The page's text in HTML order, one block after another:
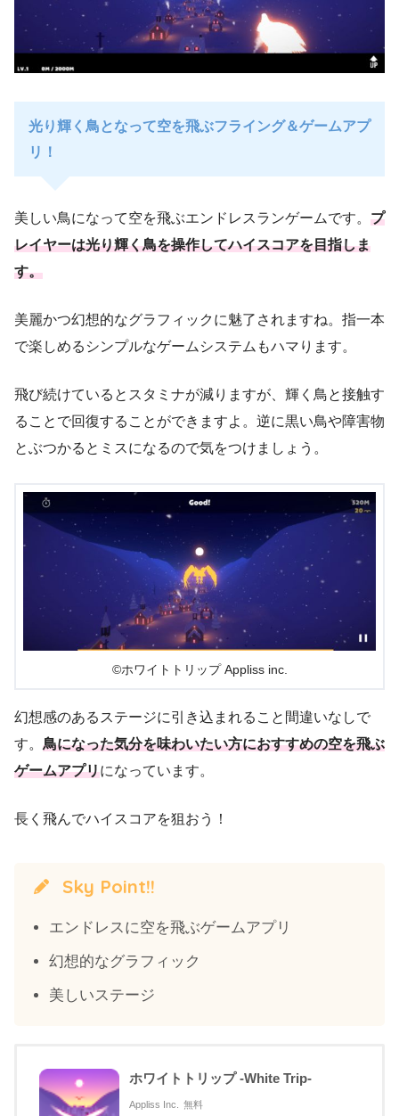
光り輝く鳥となって空を飛ぶフライング＆ゲームアプ
リ！
美しい鳥になって空を飛ぶエンドレスランゲームです。 プ
レイヤーは光り輝く鳥を操作してハイスコアを目指しま
す。
美麗かつ幻想的なグラフィックに魅了されますね。指一本
で楽しめるシンプルなゲームシステムもハマります。
飛び続けているとスタミナが減りますが、輝く鳥と接触す
ることで回復することができますよ。逆に黒い鳥や障害物
とぶつかるとミスになるので気をつけましょう。
©ホワイトトリップ Appliss inc.
幻想感のあるステージに引き込まれること間違いなしで
す。 鳥になった気分を味わいたい方におすすめの空を飛ぶ
ゲームアプリになっています。
長く飛んでハイスコアを狙おう！
Sky Point!!
エンドレスに空を飛ぶゲームアプリ
幻想的なグラフィック
美しいステージ
ホワイトトリップ -White Trip-
Appliss Inc. 無料